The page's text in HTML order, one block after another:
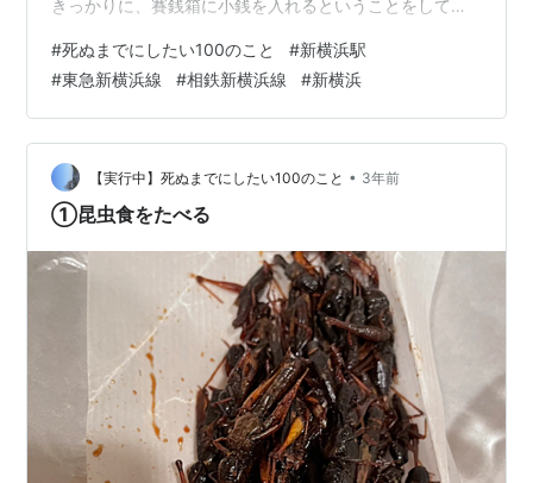
きっかりに、賽銭箱に小銭を入れるということをしてい
うことにそんなに客観的な意味はなく、自己満足なのだ
が、自分の中で何か意味を感じていた。 その後、思春期
を経て、大人になっていく中で、特に何か記念の日に行
くとか、オープンの日に行ってみるといった拘りは無く
なっていた。 しかし、今回、ふと、そう言えば、1番モノ
に人生で接していなかったこと…
#死ぬまでにしたい100のこと #新横浜駅
#東急新横浜線 #相鉄新横浜線 #新横浜
【実行中】死ぬまでにしたい100のこと • 3年前
①昆虫食をたべる